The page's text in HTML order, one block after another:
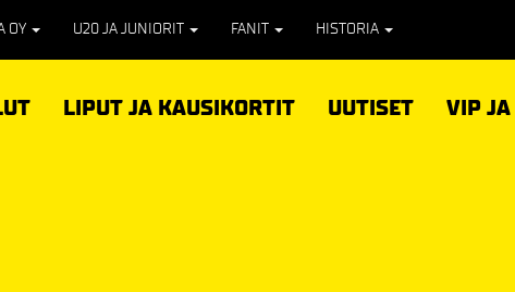
OY U20 JA JUNIORIT FANIT HISTORIA
LIPUT JA KAUSIKORTIT UUTISET VIP JA